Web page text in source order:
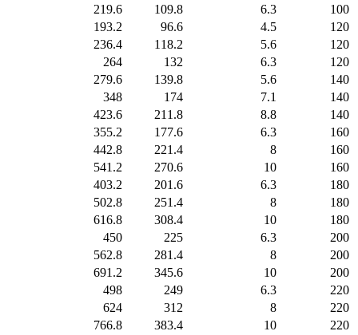
100
6.3
109.8
219.6
120
4.5
96.6
193.2
120
5.6
118.2
236.4
120
6.3
132
264
140
5.6
139.8
279.6
140
7.1
174
348
140
8.8
211.8
423.6
160
6.3
177.6
355.2
160
8
221.4
442.8
160
10
270.6
541.2
180
6.3
201.6
403.2
180
8
251.4
502.8
180
10
308.4
616.8
200
6.3
225
450
200
8
281.4
562.8
200
10
345.6
691.2
220
6.3
249
498
220
8
312
624
220
10
383.4
766.8